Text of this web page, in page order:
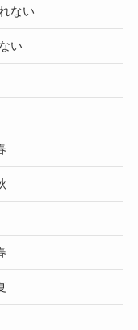
ない
い